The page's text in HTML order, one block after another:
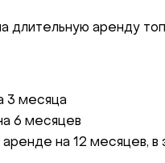
длительную аренду
3 месяца
6 месяцев
на 12 месяцев, в